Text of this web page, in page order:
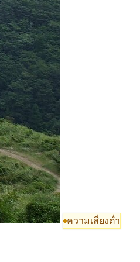
ความเสี่ยงต่ำ